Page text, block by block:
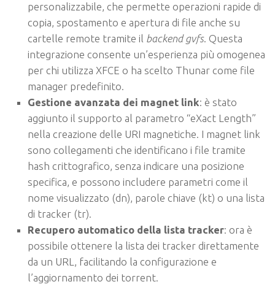
personalizzabile, che permette operazioni rapide di
copia, spostamento e apertura di file anche su
cartelle remote tramite il backend gvfs. Questa
integrazione consente un’esperienza più omogenea
per chi utilizza XFCE o ha scelto Thunar come file
manager predefinito.
Gestione avanzata dei magnet link: è stato
aggiunto il supporto al parametro “eXact Length”
nella creazione delle URI magnetiche. I magnet link
sono collegamenti che identificano i file tramite
hash crittografico, senza indicare una posizione
specifica, e possono includere parametri come il
nome visualizzato (dn), parole chiave (kt) o una lista
di tracker (tr).
Recupero automatico della lista tracker: ora è
possibile ottenere la lista dei tracker direttamente
da un URL, facilitando la configurazione e
l’aggiornamento dei torrent.